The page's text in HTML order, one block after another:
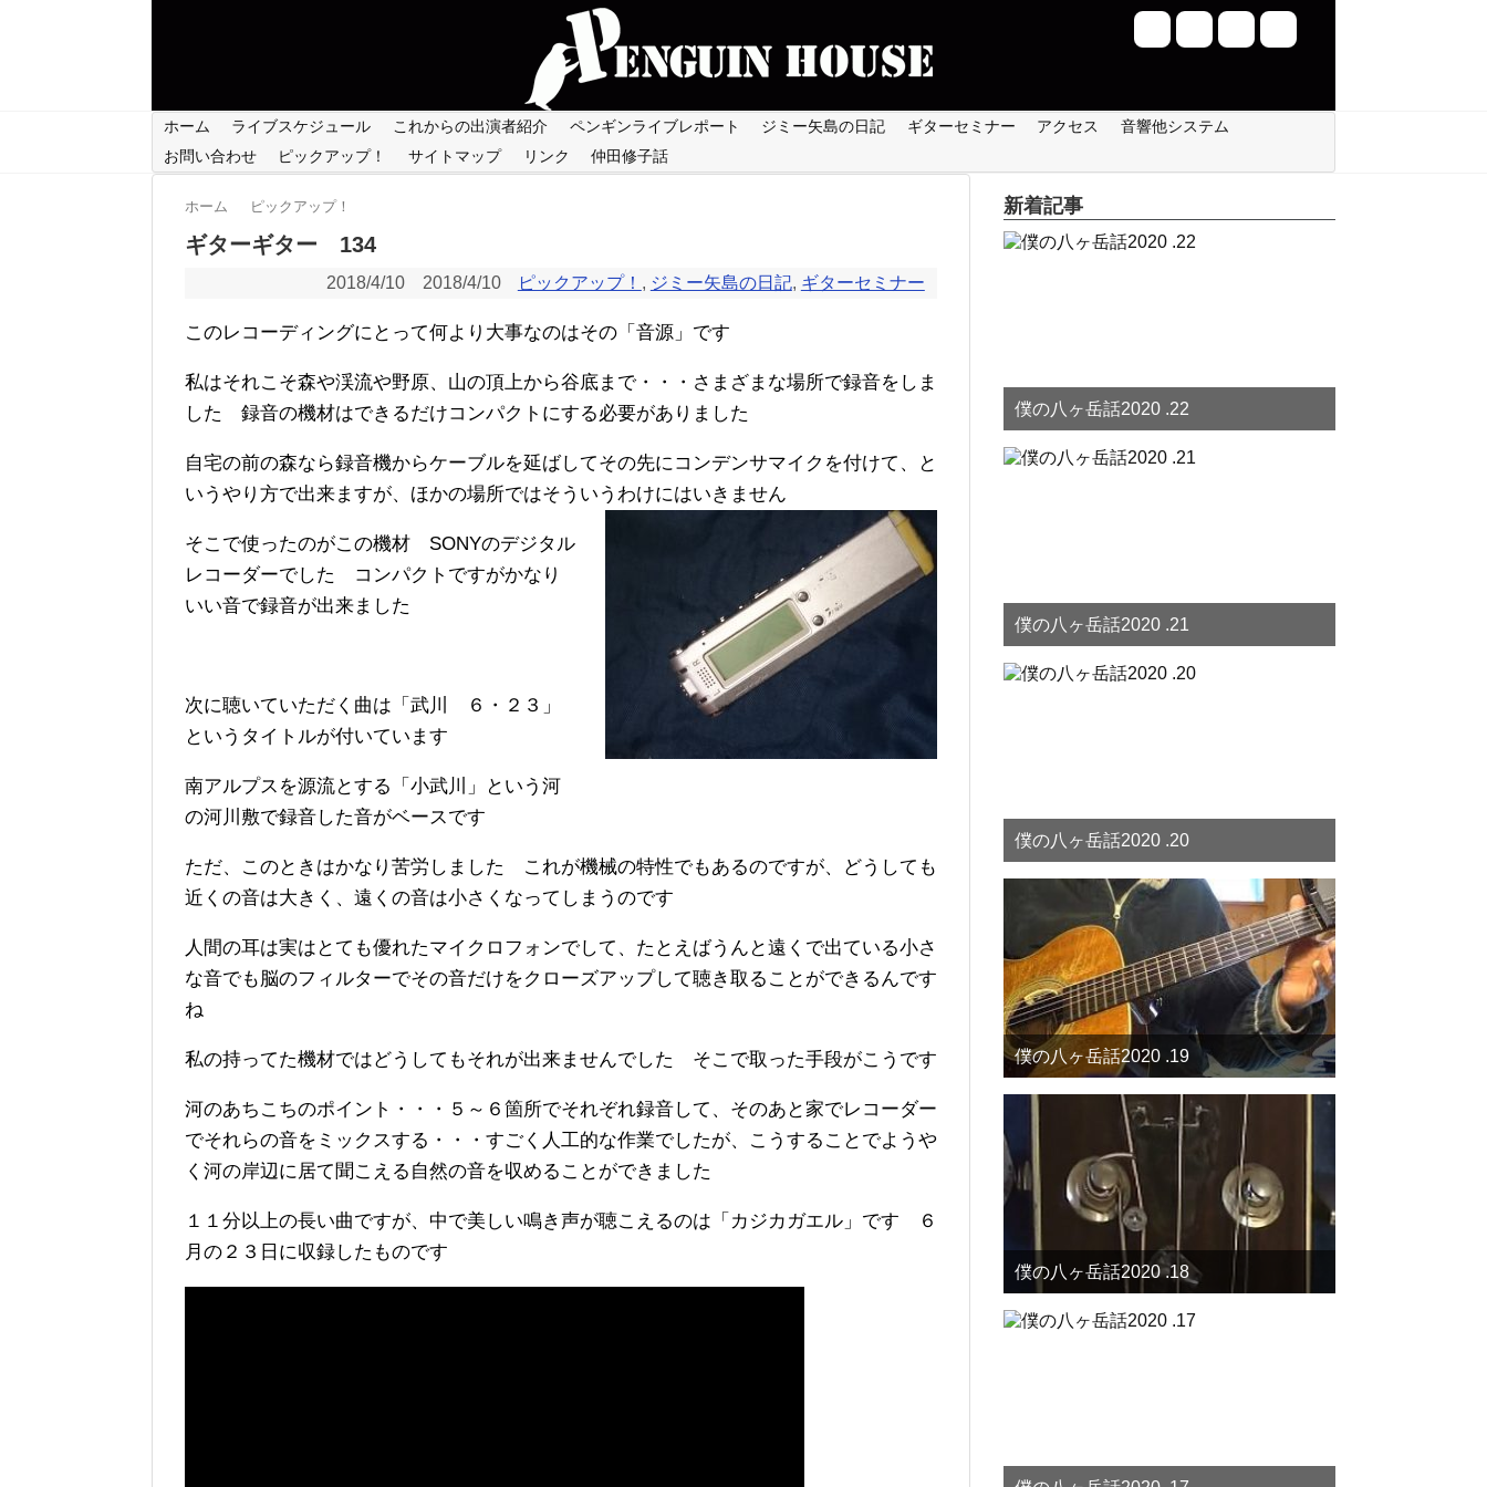
ホーム ライブスケジュール これからの出演者紹介 ペンギンライブレポート ジミー矢島の日記 ギターセミナー アクセス
音響他システム
お問い合わせ
ピックアップ！ サイトマップ リンク 仲田修子話
ホーム ピックアップ！
ギターギター 134
2018/4/10 2018/4/10 ピックアップ！ , ジミー矢島の日記, ギターセミナー
このレコーディングにとって何より大事なのはその「音源」です
私はそれこそ森や渓流や野原、山の頂上から谷底まで・・・さまざまな場所で録音をしま
した 録音の機材はできるだけコンパクトにする必要がありました
自宅の前の森なら録音機からケーブルを延ばしてその先にコンデンサマイクを付けて、と
いうやり方で出来ますが、ほかの場所ではそういうわけにはいきません
そこで使ったのがこの機材 SONYのデジタル
レコーダーでした コンパクトですがかなり
いい音で録音が出来ました
次に聴いていただく曲は「武川 ６・２３」
というタイトルが付いています
南アルプスを源流とする「小武川」という河
の河川敷で録音した音がベースです
ただ、このときはかなり苦労しました これが機械の特性でもあるのですが、どうしても
近くの音は大きく、遠くの音は小さくなってしまうのです
人間の耳は実はとても優れたマイクロフォンでして、たとえばうんと遠くで出ている小さ
な音でも脳のフィルターでその音だけをクローズアップして聴き取ることができるんです
ね
私の持ってた機材ではどうしてもそれが出来ませんでした そこで取った手段がこうです
河のあちこちのポイント・・・５～６箇所でそれぞれ録音して、そのあと家でレコーダー
でそれらの音をミックスする・・・すごく人工的な作業でしたが、こうすることでようや
く河の岸辺に居て聞こえる自然の音を収めることができました
１１分以上の長い曲ですが、中で美しい鳴き声が聴こえるのは「カジカガエル」です ６
月の２３日に収録したものです
新着記事
僕の八ヶ岳話2020 .22
僕の八ヶ岳話2020 .21
僕の八ヶ岳話2020 .20
僕の八ヶ岳話2020 .19
僕の八ヶ岳話2020 .18